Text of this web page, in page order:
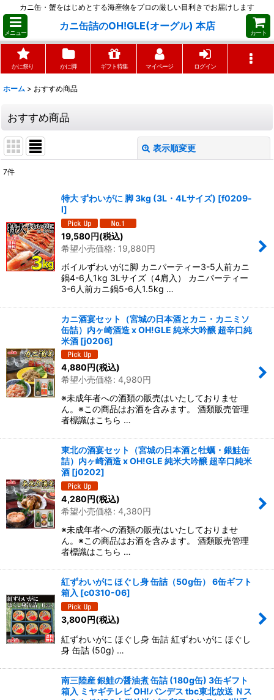
カニ缶・蟹をはじめとする海産物をプロの厳しい目利きでお届けします
メニュー
カニ缶詰のOH!GLE(オーグル) 本店
カート
かに祭り かに脚 ギフト特集 マイページ ログイン
ホーム > おすすめ商品
おすすめ商品
表示順変更
絞り込む
7件
特大 ずわいがに 脚 3kg (3L・4Lサイズ) [f0209-
l]
19,580円(税込)
希望小売価格: 19,880円
ボイルずわいがに脚 カニパーティー3-5人前カニ
鍋4-6人1kg 3Lサイズ（4肩入） カニパーティー
3-6人前カニ鍋5-6人1.5kg …
カニ酒宴セット（宮城の日本酒とカニ・カニミソ
缶詰）内ヶ崎酒造 x OH!GLE 純米大吟醸 超辛口純
米酒 [j0206]
4,880円(税込)
希望小売価格: 4,980円
※未成年者への酒類の販売はいたしておりませ
ん。※この商品はお酒を含みます。 酒類販売管理
者標識はこちら …
東北の酒宴セット（宮城の日本酒と牡蠣・銀鮭缶
詰）内ヶ崎酒造 x OH!GLE 純米大吟醸 超辛口純米
酒 [j0202]
4,280円(税込)
希望小売価格: 4,380円
※未成年者への酒類の販売はいたしておりませ
ん。※この商品はお酒を含みます。 酒類販売管理
者標識はこちら …
紅ずわいがに ほぐし身 缶詰（50g缶） 6缶ギフト
箱入 [c0310-06]
3,800円(税込)
紅ずわいがに ほぐし身 缶詰 紅ずわいがに ほぐし
身 缶詰 (50g) …
南三陸産 銀鮭の醤油煮 缶詰 (180g缶) 3缶ギフト
箱入 ミヤギテレビ OH!バンデス tbc東北放送 Ｎス